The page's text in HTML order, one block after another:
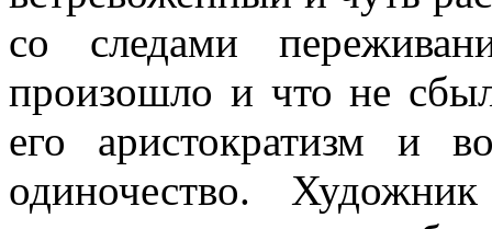
со следами
произошло и что не
его аристократизм и
одиночество.